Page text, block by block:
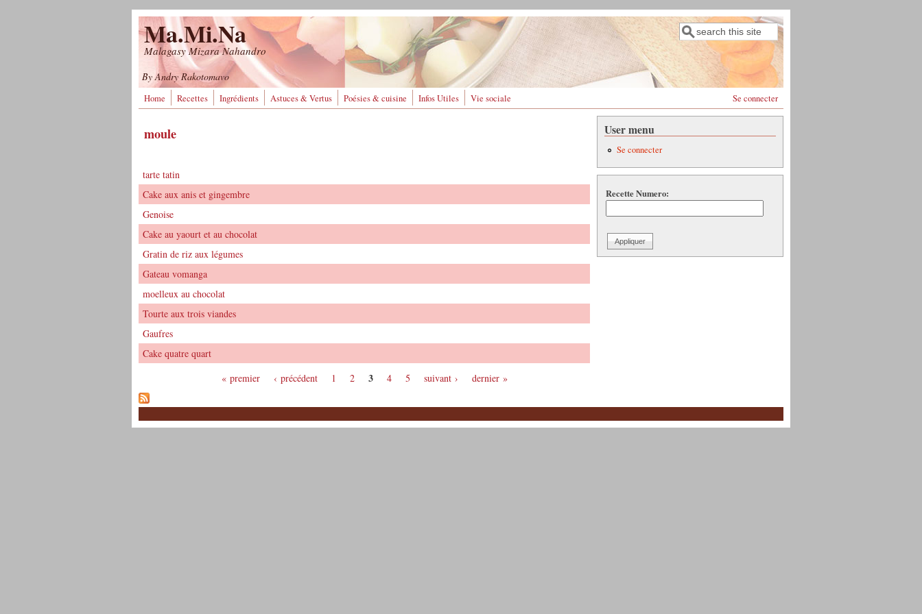
Ma.Mi.Na
Malagasy Mizara Nahandro
Formulaire de recherche
Rechercher
By Andry Rakotomavo
Home Recettes Ingrédients Astuces & Vertus Poésies & cuisine Infos Utiles Vie sociale Se connecter
moule
tarte tatin
Cake aux anis et gingembre
Genoise
Cake au yaourt et au chocolat
Gratin de riz aux légumes
Gateau vomanga
moelleux au chocolat
Tourte aux trois viandes
Gaufres
Cake quatre quart
« premier ‹ précédent 1 2 3 4 5 suivant › dernier »
User menu
Se connecter
Recette Numero: